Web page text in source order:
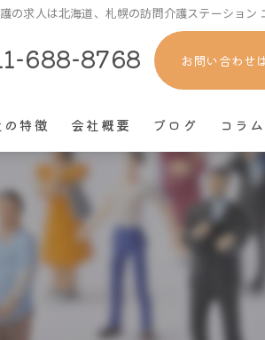
の求人は北海道、札幌の訪問介護ステーション
688-8768 お問い合わせ
特徴
ト
員
会社概要 ブログ コラム